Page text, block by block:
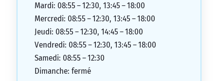
Mardi: 08:55 – 12:30, 13:45 – 18:00
Mercredi: 08:55 – 12:30, 13:45 – 18:00
Jeudi: 08:55 – 12:30, 14:45 – 18:00
Vendredi: 08:55 – 12:30, 13:45 – 18:00
Samedi: 08:55 – 12:30
Dimanche: fermé